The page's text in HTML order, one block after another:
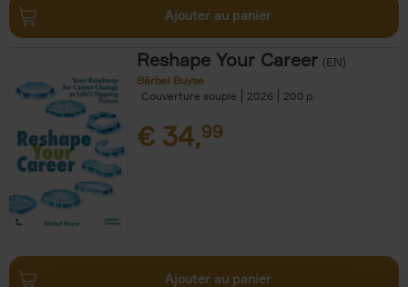
Ajouter au panier
Reshape Your Career (EN)
Bärbel Buyse
Couverture souple
2026 200
€ 34,99
Ajouter au panier